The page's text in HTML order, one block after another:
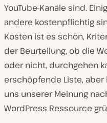
YouTube-Kanäle sind.
andere kostenpflichtig
Kosten ist es schön,
der Beurteilung, ob die
oder nicht, durchgehen
erschöpfende Liste,
uns unserer Meinung
WordPress Ressource